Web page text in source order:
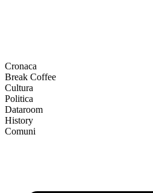
Cronaca
Break Coffee
Cultura
Politica
Dataroom
History
Comuni